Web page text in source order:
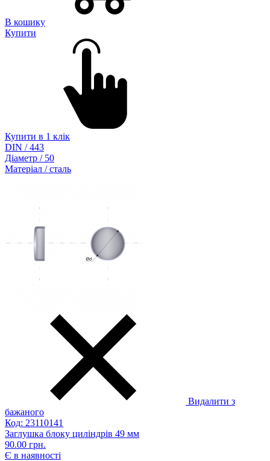
В кошику
Купити
Купити в 1 клік
DIN / 443
Діаметр / 50
Матеріал / сталь
Видалити з
бажаного
Код: 23110141
Заглушка блоку циліндрів 49 мм
90.00 грн.
Є в наявності